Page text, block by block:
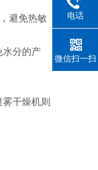
避免热敏
水分的产
干燥机则
电话
微信扫一扫